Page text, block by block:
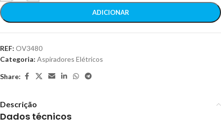
ADICIONAR
REF: OV3480
Categoria: Aspiradores Elétricos
Share:
Descrição
Dados técnicos